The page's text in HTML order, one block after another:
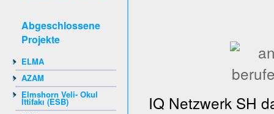
Abgeschlossene
Projekte
ELMA
AZAM
Elmshorn Veli- Okul
İttifakı (ESB)
IQ Netzwerk SH